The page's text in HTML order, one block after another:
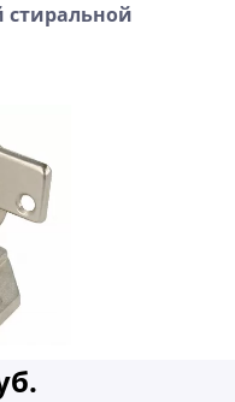
стиральной